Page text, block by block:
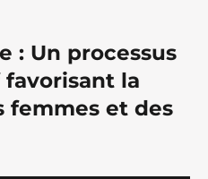
: Un processus
la
femmes et des